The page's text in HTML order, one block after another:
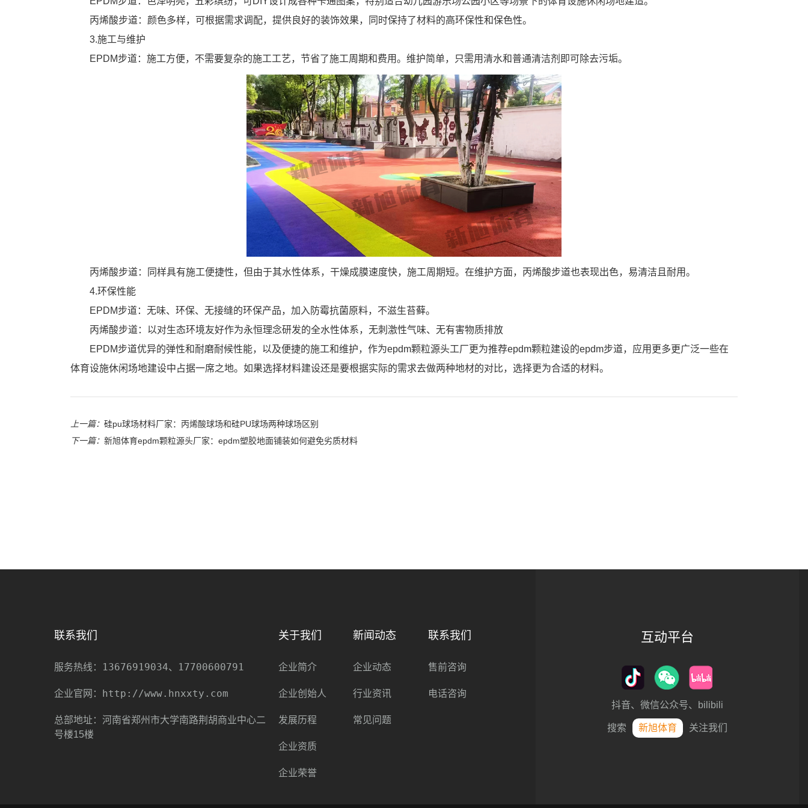
丙烯酸步道：颜色多样，可根据需求调配，提供良好的装饰效果，同时保持了材料的高环保性和保色性。
3.施工与维护
EPDM步道：施工方便，不需要复杂的施工工艺，节省了施工周期和费用。维护简单，只需用清水和普通清洁剂即可除去污垢。
丙烯酸步道：同样具有施工便捷性，但由于其水性体系，干燥成膜速度快，施工周期短。在维护方面，丙烯酸步道也表现出色，易清洁且耐用。
4.环保性能
EPDM步道：无味、环保、无接缝的环保产品，加入防霉抗菌原料，不滋生苔藓。
丙烯酸步道：以对生态环境友好作为永恒理念研发的全水性体系，无刺激性气味、无有害物质排放
EPDM步道优异的弹性和耐磨耐候性能，以及便捷的施工和维护，作为epdm颗粒源头工厂更为推荐epdm颗粒建设的epdm步道，应用更多更广泛一些在
体育设施休闲场地建设中占据一席之地。如果选择材料建设还是要根据实际的需求去做两种地材的对比，选择更为合适的材料。
上一篇： 硅pu球场材料厂家：丙烯酸球场和硅PU球场两种球场区别
下一篇： 新旭体育epdm颗粒源头厂家：epdm塑胶地面铺装如何避免劣质材料
联系我们
服务热线： 13676919034、17700600791
企业官网： http://www.hnxxty.com
总部地址：河南省郑州市大学南路荆胡商业中心二
号楼15楼
关于我们
企业简介
企业创始人
发展历程
企业资质
企业荣誉
新闻动态
企业动态
行业资讯
常见问题
联系我们
售前咨询
电话咨询
互动平台
抖音、微信公众号、bilibili
搜索 新旭体育 关注我们